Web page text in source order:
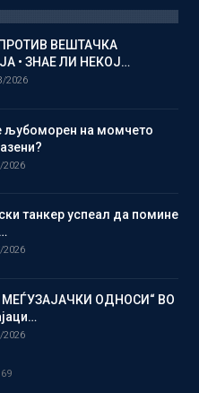
ВЕШТАЧКА
• ЗНАЕ ЛИ НЕКОЈ…
2026
на момчето
2026
танкер успеал да помине
2026
ОДНОСИ“ ВО
2026